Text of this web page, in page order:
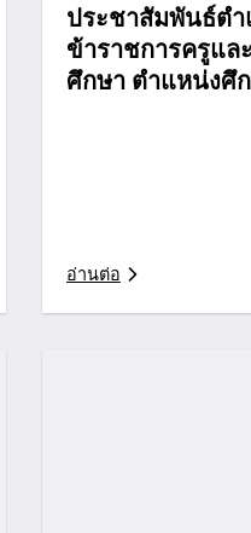
ประชาสัมพันธ์ตำ
ข้าราชการครูแล
ศึกษา ตำแหน่งศึ
อ่านต่อ